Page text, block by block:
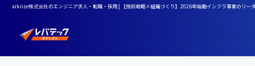
arkrize株式会社のエンジニア求人・転職・採用 | 【技術戦略×組織づくり】2026年始動インフラ事業のリーダ